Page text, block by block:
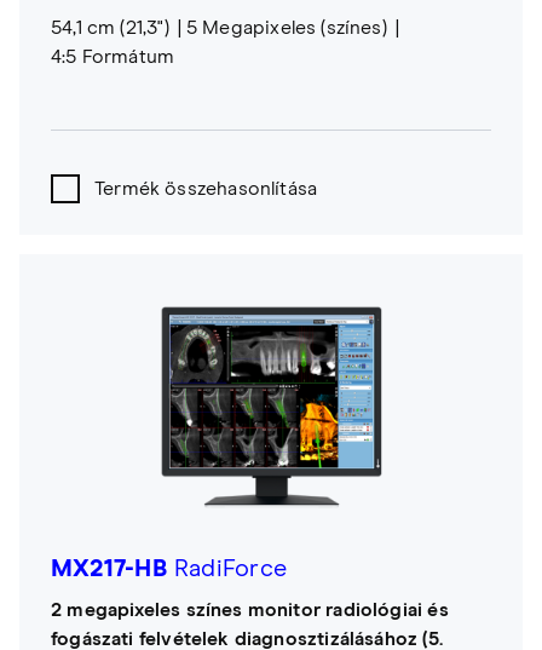
54,1 cm (21,3")
5 Megapixeles (színes)
4:5 Formátum
Termék összehasonlítása
MX217-HBRadiForce
2 megapixeles színes monitor radiológiai és
fogászati felvételek diagnosztizálásához (5.